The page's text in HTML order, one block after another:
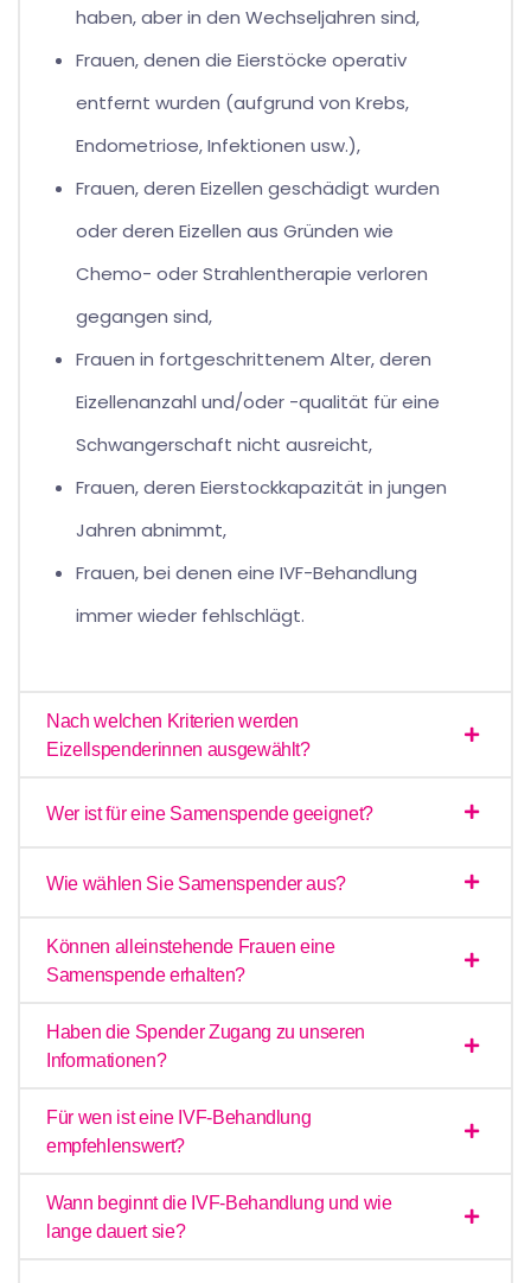
haben, aber in den Wechseljahren sind,
Frauen, denen die Eierstöcke operativ
entfernt wurden (aufgrund von Krebs,
Endometriose, Infektionen usw.),
Frauen, deren Eizellen geschädigt wurden
oder deren Eizellen aus Gründen wie
Chemo- oder Strahlentherapie verloren
gegangen sind,
Frauen in fortgeschrittenem Alter, deren
Eizellenanzahl und/oder -qualität für eine
Schwangerschaft nicht ausreicht,
Frauen, deren Eierstockkapazität in jungen
Jahren abnimmt,
Frauen, bei denen eine IVF-Behandlung
immer wieder fehlschlägt.
Nach welchen Kriterien werden
Eizellspenderinnen ausgewählt?
Wer ist für eine Samenspende geeignet?
Wie wählen Sie Samenspender aus?
Können alleinstehende Frauen eine
Samenspende erhalten?
Haben die Spender Zugang zu unseren
Informationen?
Für wen ist eine IVF-Behandlung
empfehlenswert?
Wann beginnt die IVF-Behandlung und wie
lange dauert sie?